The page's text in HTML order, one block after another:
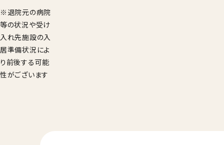
※退院元の病院
等の状況や受け
入れ先施設の入
居準備状況によ
り前後する可能
性がございます